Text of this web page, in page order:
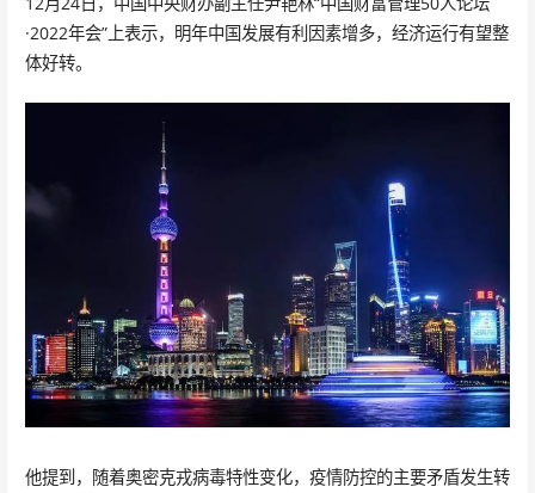
·2022年会”上表示，明年中国发展有利因素增多，经济运行有望整
体好转。
他提到，随着奥密克戎病毒特性变化，疫情防控的主要矛盾发生转